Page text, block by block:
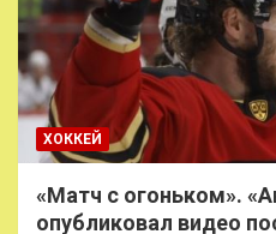
ХОККЕЙ
«Матч с огоньком».
опубликовал видео